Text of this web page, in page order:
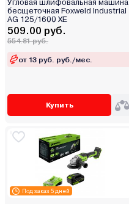
Угловая шлифовальная машина
бесщеточная Foxweld Industrial
AG 125/1600 XE
509.00 руб.
554.81 руб.
от 13 руб. руб./мес.
Купить
Под заказ 5 дней